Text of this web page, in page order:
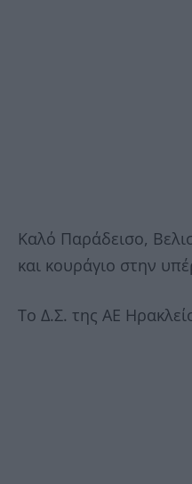
Καλό Παράδεισο,
και κουράγιο στην
Το Δ.Σ. της ΑΕ